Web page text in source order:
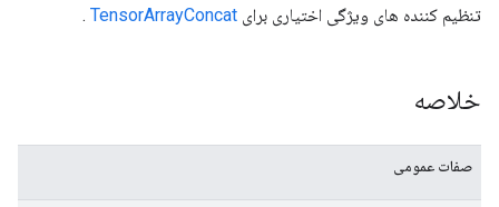
تنظیم کننده های ویژگی اختیاری برای TensorArrayConcat
.
خلاصه
صفات عمومی